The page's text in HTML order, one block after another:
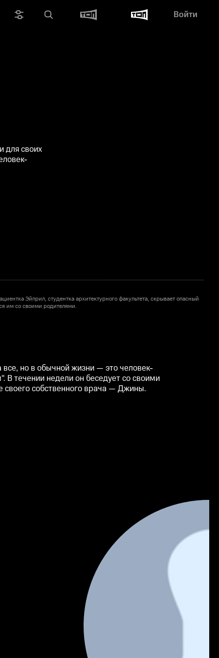
Войти
для своих
Эйприл, студентка архитектурного факультета, скрывает опасный
им со своими родителями.
все, но в обычной жизни — это человек-
В течении недели он беседует со своими
собственного врача — Джины.